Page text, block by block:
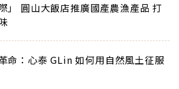
」 圓山大飯店推廣國產農漁產品 打
命：心泰 GLin 如何用自然風土征服